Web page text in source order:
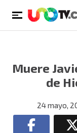
Muere
de
24 mayo,